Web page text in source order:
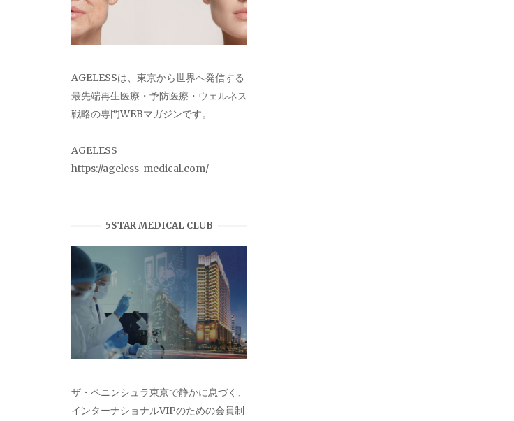
AGELESSは、東京から世界へ発信する
最先端再生医療・予防医療・ウェルネス
戦略の専門WEBマガジンです。
AGELESS
https://ageless-medical.com/
5STAR MEDICAL CLUB
ザ・ペニンシュラ東京で静かに息づく、
インターナショナルVIPのための会員制